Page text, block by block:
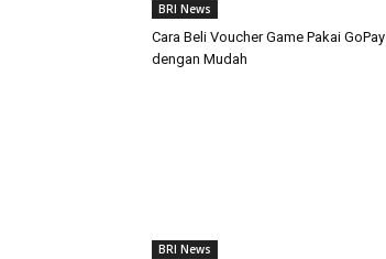
BRI News
Cara Beli Voucher Game Pakai GoPay
dengan Mudah
BRI News